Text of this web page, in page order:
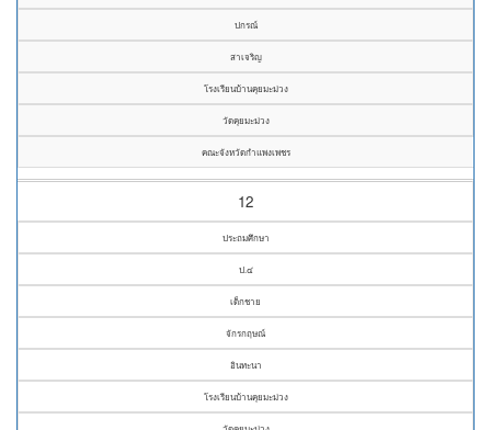
ปกรณ์
สาเจริญ
โรงเรียนบ้านคุยมะม่วง
วัดคุยมะม่วง
คณะจังหวัดกำแพงเพชร
12
ประถมศึกษา
ป.๔
เด็กชาย
จักรกฤษณ์
อินทะนา
โรงเรียนบ้านคุยมะม่วง